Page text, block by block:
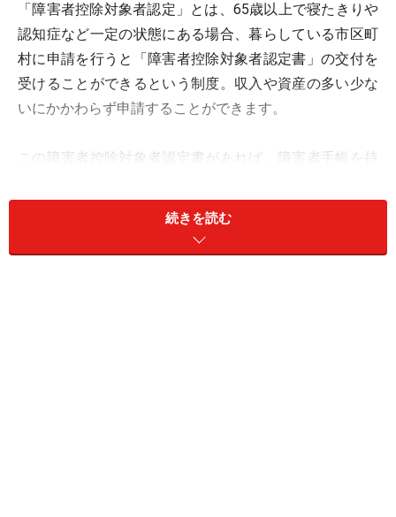
「障害者控除対象者認定」とは、65歳以上で寝たきりや
認知症など一定の状態にある場合、暮らしている市区町
村に申請を行うと「障害者控除対象者認定書」の交付を
受けることができるという制度。収入や資産の多い少な
いにかかわらず申請することができます。
この障害者控除対象者認定書があれば、障害者手帳を持
対象となる人は65歳以上。条件については、多くの市区
続きを読む